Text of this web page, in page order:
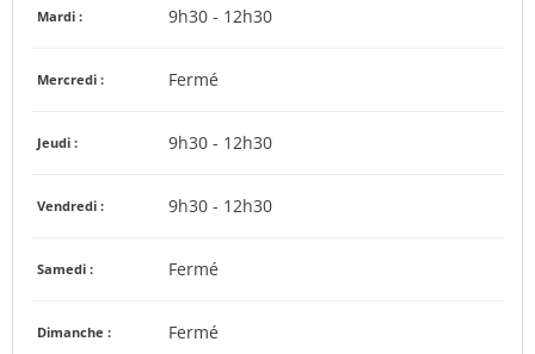
Mardi : 9h30 - 12h30
Mercredi : Fermé
Jeudi : 9h30 - 12h30
Vendredi : 9h30 - 12h30
Samedi : Fermé
Dimanche : Fermé